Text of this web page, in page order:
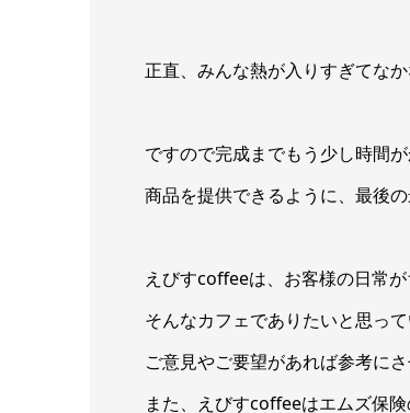
正直、みんな熱が入りすぎてな
ですので完成までもう少し時間
商品を提供できるように、最後
えびすcoffeeは、お客様の日常
そんなカフェでありたいと思って
ご意見やご要望があれば参考に
また、えびすcoffeeはエムズ保